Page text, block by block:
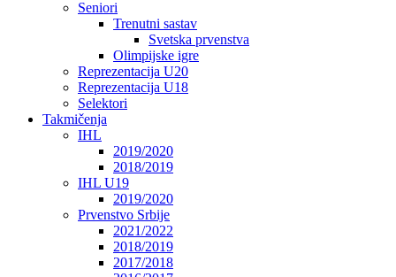
Seniori
Trenutni sastav
Svetska prvenstva
Olimpijske igre
Reprezentacija U20
Reprezentacija U18
Selektori
Takmičenja
IHL
2019/2020
2018/2019
IHL U19
2019/2020
Prvenstvo Srbije
2021/2022
2018/2019
2017/2018